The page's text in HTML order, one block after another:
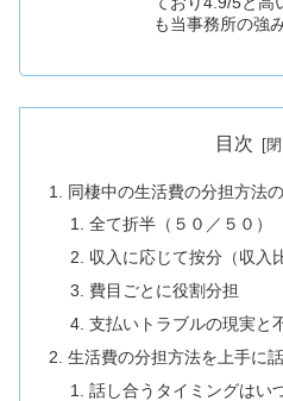
も当事務所の強
目次
同棲中の生活費の分担方法
全て折半（５０／５０）
収入に応じて按分（収入
費目ごとに役割分担
支払いトラブルの現実と
生活費の分担方法を上手に
話し合うタイミングはい